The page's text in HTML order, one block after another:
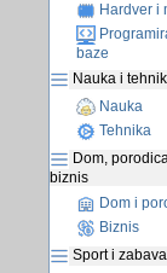
Hardver i
baze
Nauka i
Nauka
Tehnika
Dom,
biznis
Dom i
Biznis
Sport i zabava